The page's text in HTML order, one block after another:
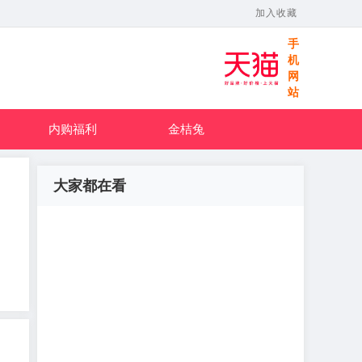
加入收藏
手
机
网
站
内购福利 金桔兔
大家都在看